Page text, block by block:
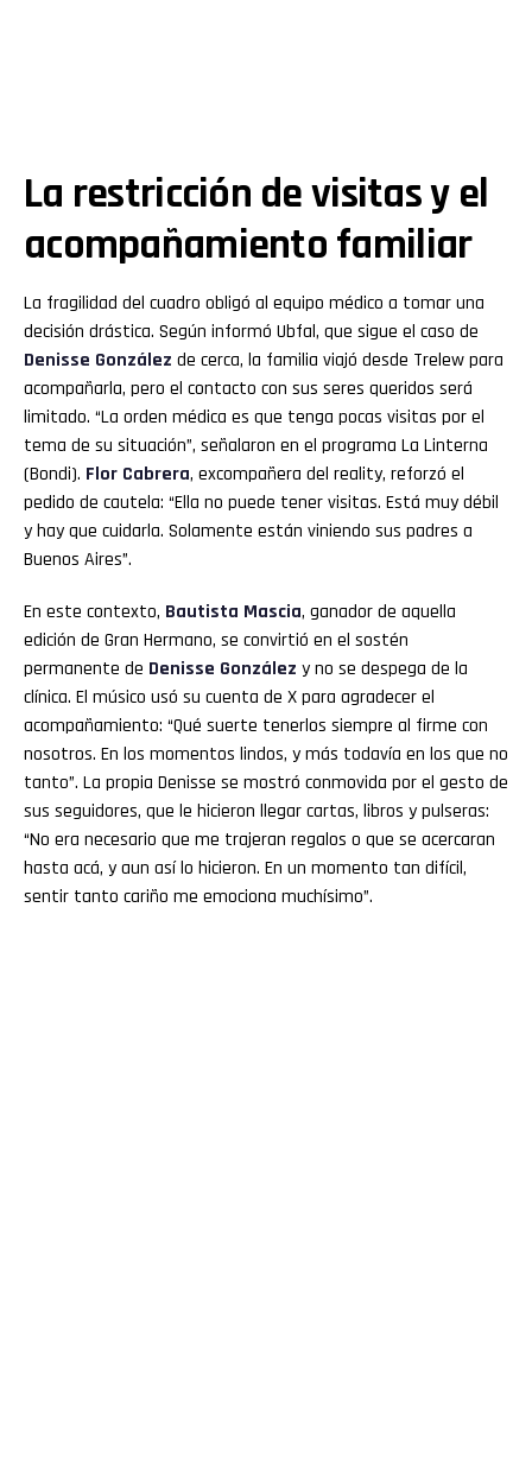
La restricción de visitas y el
acompañamiento familiar
La fragilidad del cuadro obligó al equipo médico a tomar una
decisión drástica. Según informó Ubfal, que sigue el caso de
Denisse González de cerca, la familia viajó desde Trelew para
acompañarla, pero el contacto con sus seres queridos será
limitado. “La orden médica es que tenga pocas visitas por el
tema de su situación”, señalaron en el programa La Linterna
(Bondi). Flor Cabrera, excompañera del reality, reforzó el
pedido de cautela: “Ella no puede tener visitas. Está muy débil
y hay que cuidarla. Solamente están viniendo sus padres a
Buenos Aires”.
En este contexto, Bautista Mascia, ganador de aquella
edición de Gran Hermano, se convirtió en el sostén
permanente de Denisse González y no se despega de la
clínica. El músico usó su cuenta de X para agradecer el
acompañamiento: “Qué suerte tenerlos siempre al firme con
nosotros. En los momentos lindos, y más todavía en los que no
tanto”. La propia Denisse se mostró conmovida por el gesto de
sus seguidores, que le hicieron llegar cartas, libros y pulseras:
“No era necesario que me trajeran regalos o que se acercaran
hasta acá, y aun así lo hicieron. En un momento tan difícil,
sentir tanto cariño me emociona muchísimo”.